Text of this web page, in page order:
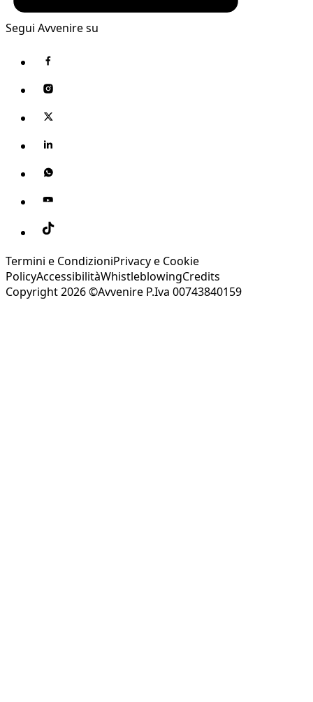
Segui Avvenire su
Termini e CondizioniPrivacy e Cookie
PolicyAccessibilitàWhistleblowingCredits
Copyright 2026 ©Avvenire P.Iva 00743840159